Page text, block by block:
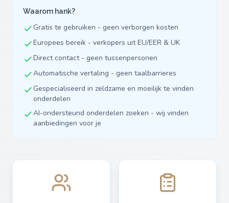
Waarom hank?
Gratis te gebruiken - geen verborgen kosten
Europees bereik - verkopers uit EU/EER & UK
Direct contact - geen tussenpersonen
Automatische vertaling - geen taalbarrieres
Gespecialiseerd in zeldzame en moeilijk te vinden
onderdelen
AI-ondersteund onderdelen zoeken - wij vinden
aanbiedingen voor je